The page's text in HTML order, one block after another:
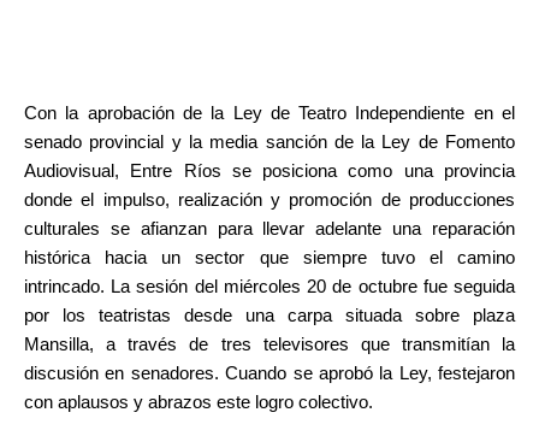
Con la aprobación de la Ley de Teatro Independiente en el
senado provincial y la media sanción de la Ley de Fomento
Audiovisual, Entre Ríos se posiciona como una provincia
donde el impulso, realización y promoción de producciones
culturales se afianzan para llevar adelante una reparación
histórica hacia un sector que siempre tuvo el camino
intrincado. La sesión del miércoles 20 de octubre fue seguida
por los teatristas desde una carpa situada sobre plaza
Mansilla, a través de tres televisores que transmitían la
discusión en senadores. Cuando se aprobó la Ley, festejaron
con aplausos y abrazos este logro colectivo.